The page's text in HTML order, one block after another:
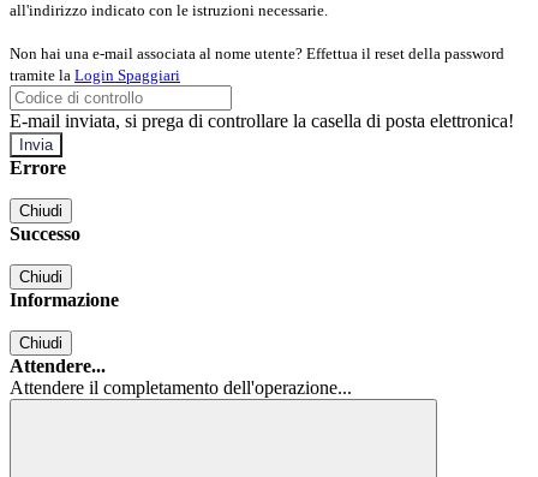
all'indirizzo indicato con le istruzioni necessarie.
Non hai una e-mail associata al nome utente? Effettua il reset della password
tramite la Login Spaggiari
E-mail inviata, si prega di controllare la casella di posta elettronica!
Errore
Chiudi
Successo
Chiudi
Informazione
Chiudi
Attendere...
Attendere il completamento dell'operazione...